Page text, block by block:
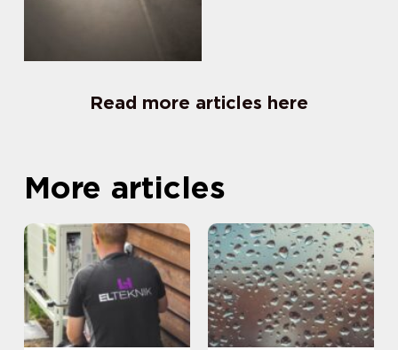
Read more articles here
More articles